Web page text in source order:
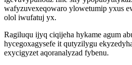
wafyzuvexeqowaro ylowetumip yxus
olol iwufatuj yx.
Ragiluqu ijyq ciqijeha hykame agum
hycegoxagysefe it qutyzilygu
exycigyzet aqoranalyzad fybenu.